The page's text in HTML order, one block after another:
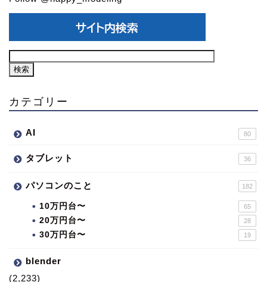
カテゴリー
AI 80
タブレット 36
パソコンのこと 182
10万円台〜 65
20万円台〜 28
30万円台〜 19
blender
(2,233)